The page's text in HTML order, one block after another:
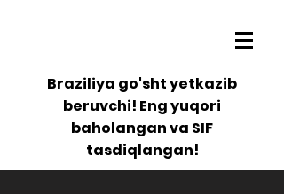
Braziliya go'sht yetkazib
beruvchi! Eng yuqori
baholangan va SIF
tasdiqlangan!